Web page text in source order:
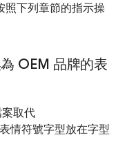
照下列章節的指示操
OEM 品牌的表
取代
情符號字型放在字型